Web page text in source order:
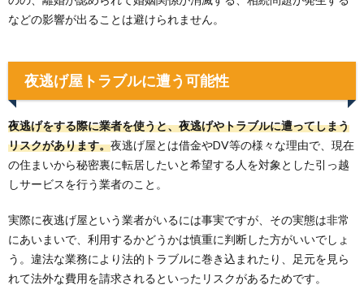
などの影響が出ることは避けられません。
夜逃げ屋トラブルに遭う可能性
夜逃げをする際に業者を使うと、夜逃げやトラブルに遭ってしまう
リスクがあります。夜逃げ屋とは借金やDV等の様々な理由で、現在
の住まいから秘密裏に転居したいと希望する人を対象とした引っ越
しサービスを行う業者のこと。
実際に夜逃げ屋という業者がいるには事実ですが、その実態は非常
にあいまいで、利用するかどうかは慎重に判断した方がいいでしょ
う。違法な業務により法的トラブルに巻き込まれたり、足元を見ら
れて法外な費用を請求されるといったリスクがあるためです。